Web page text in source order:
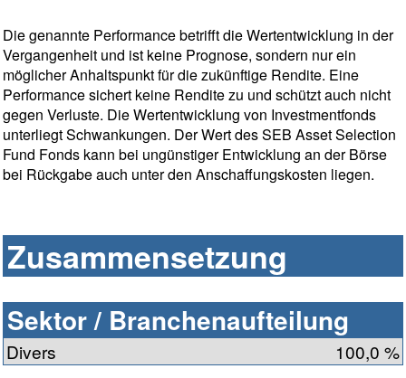
Die genannte Performance betrifft die Wertentwicklung in der
Vergangenheit und ist keine Prognose, sondern nur ein
möglicher Anhaltspunkt für die zukünftige Rendite. Eine
Performance sichert keine Rendite zu und schützt auch nicht
gegen Verluste. Die Wertentwicklung von Investmentfonds
unterliegt Schwankungen. Der Wert des SEB Asset Selection
Fund Fonds kann bei ungünstiger Entwicklung an der Börse
bei Rückgabe auch unter den Anschaffungskosten liegen.
Zusammensetzung
Sektor / Branchenaufteilung
Divers 100,0 %